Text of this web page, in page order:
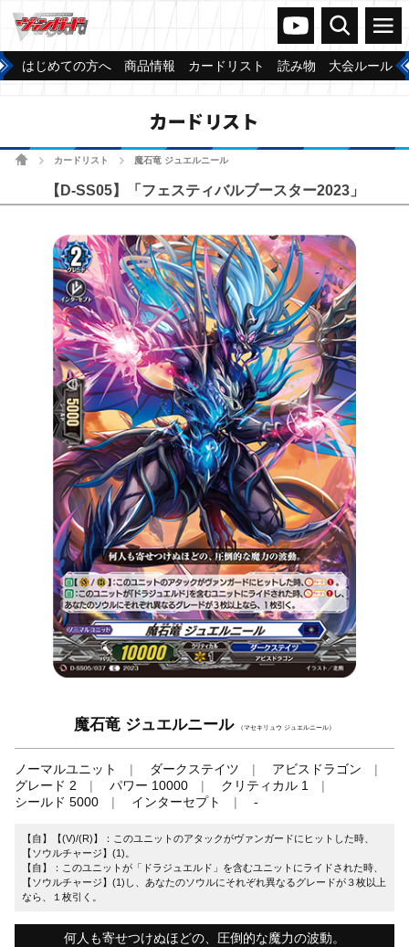
ヴァンガードch
検索 メニュー
はじめての方へ 商品情報 カードリスト 読み物 大会ルール
カードリスト
ホームカードリスト 魔石竜 ジュエルニール
【D-SS05】「フェスティバルブースター2023」
魔石竜 ジュエルニール （マセキリュウ ジュエルニール）
ノーマルユニット ダークステイツ
アビスドラゴン
グレード 2
パワー 10000
クリティカル 1
シールド 5000
インターセプト -
【自】【(V)/(R)】：このユニットのアタックがヴァンガードにヒットした時、
【ソウルチャージ】(1)。
【自】：このユニットが「ドラジュエルド」を含むユニットにライドされた時、
【ソウルチャージ】(1)し、あなたのソウルにそれぞれ異なるグレードが３枚以上
なら、１枚引く。
何人も寄せつけぬほどの、圧倒的な魔力の波動。